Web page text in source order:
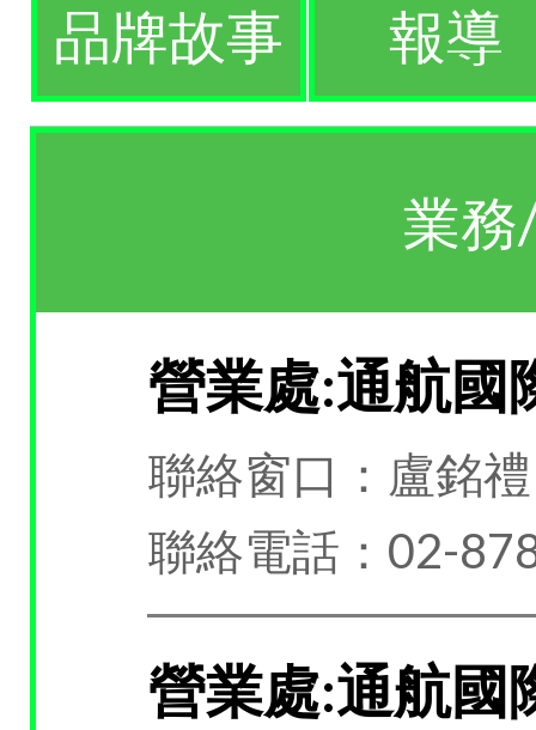
品牌故事 報導
業務
營業處:通航國
聯絡窗口：盧銘禮
聯絡電話：02-
營業處:通航國